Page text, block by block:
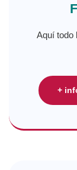
Aquí todo
+